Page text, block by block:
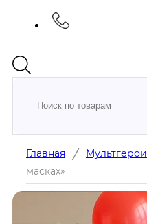
Главная / Мультгерои
масках»